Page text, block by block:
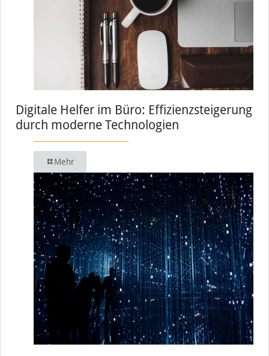
Digitale Helfer im Büro: Effizienzsteigerung
durch moderne Technologien
Mehr